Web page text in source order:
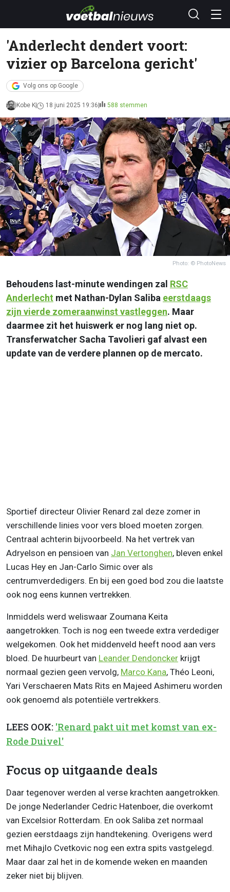
'Anderlecht dendert voort:
vizier op Barcelona gericht'
Volg ons op Google
Kobe K 18 juni 2025 19:36 588 stemmen
Photo: © PhotoNews
Behoudens last-minute wendingen zal RSC
Anderlecht met Nathan-Dylan Saliba eerstdaags
zijn vierde zomeraanwinst vastleggen. Maar
daarmee zit het huiswerk er nog lang niet op.
Transferwatcher Sacha Tavolieri gaf alvast een
update van de verdere plannen op de mercato.
Sportief directeur Olivier Renard zal deze zomer in
verschillende linies voor vers bloed moeten zorgen.
Centraal achterin bijvoorbeeld. Na het vertrek van
Adryelson en pensioen van Jan Vertonghen, bleven enkel
Lucas Hey en Jan-Carlo Simic over als
centrumverdedigers. En bij een goed bod zou die laatste
ook nog eens kunnen vertrekken.
Inmiddels werd weliswaar Zoumana Keita
aangetrokken. Toch is nog een tweede extra verdediger
welgekomen. Ook het middenveld heeft nood aan vers
bloed. De huurbeurt van Leander Dendoncker krijgt
normaal gezien geen vervolg, Marco Kana, Théo Leoni,
Yari Verschaeren Mats Rits en Majeed Ashimeru worden
ook genoemd als potentiële vertrekkers.
LEES OOK: 'Renard pakt uit met komst van ex-
Rode Duivel'
Focus op uitgaande deals
Daar tegenover werden al verse krachten aangetrokken.
De jonge Nederlander Cedric Hatenboer, die overkomt
van Excelsior Rotterdam. En ook Saliba zet normaal
gezien eerstdaags zijn handtekening. Overigens werd
met Mihajlo Cvetkovic nog een extra spits vastgelegd.
Maar daar zal het in de komende weken en maanden
zeker niet bij blijven.